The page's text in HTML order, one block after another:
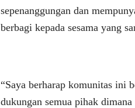
sepenanggungan dan
berbagi kepada sesama yang
“Saya berharap komunitas ini
dukungan semua pihak